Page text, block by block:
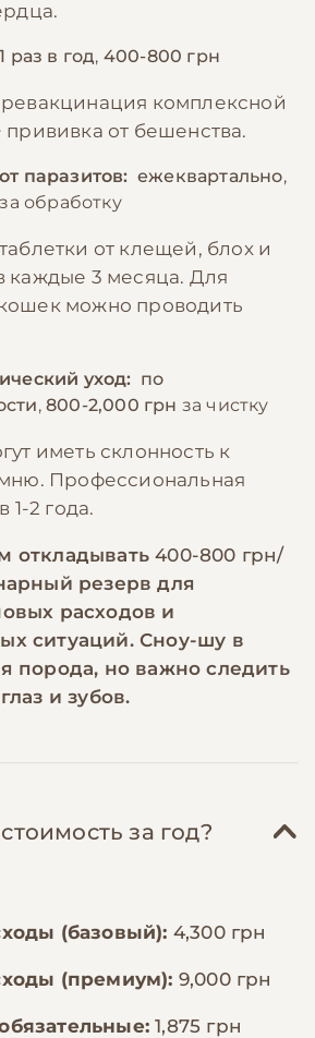
1 раз в год, 400-800 грн
комплексной
прививка от бешенства.
паразитов: ежеквартально,
за обработку
от клещей, блох и
каждые 3 месяца. Для
можно проводить
уход: по
,800-2,000 грн за чистку
иметь склонность к
Профессиональная
1-2 года.
откладывать400-800 грн/
резерв для
расходов и
ситуаций. Сноу-шу в
порода, но важно следить
и зубов.
за год?
(базовый): 4,300 грн
(премиум): 9,000 грн
1,875 грн